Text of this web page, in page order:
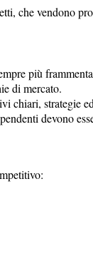
che vendono
più
di mercato.
chiari, strategie
devono